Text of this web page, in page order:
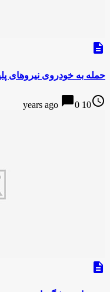
description
حمله به خودروی نیروهای
access_time
10 years ago
chat_bubble0
description